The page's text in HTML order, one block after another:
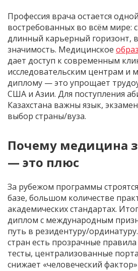
Профессия врача остается
востребованных во всём мире:
длинный карьерный горизонт,
значимость. Медицинское
дает доступ к современным
исследовательским центрам и
диплому — это упрощает
США и Азии. Для поступления
Казахстана важны язык,
выбор страны/вуза.
Почему медицина
— это плюс
За рубежом программы
базе, большом количестве
академических стандартах.
диплом с международным
путь в резидентуру/
стран есть прозрачные
тесты, централизованные
снижает «человеческий